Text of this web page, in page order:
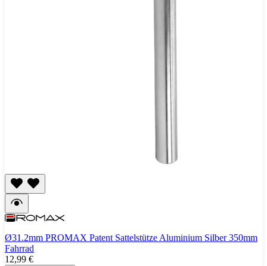
Ø31.2mm PROMAX Patent Sattelstütze Aluminium Silber 350mm
Fahrrad
12,99 €